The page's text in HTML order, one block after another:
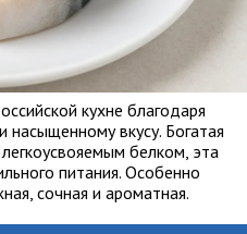
кухне благодаря
насыщенному вкусу. Богатая
белком, эта
питания. Особенно
сочная и ароматная.